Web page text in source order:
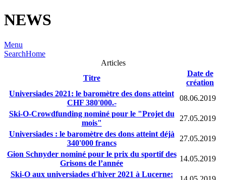
NEWS
Menu
SearchHome
Articles
Titre
Date de
création
Universiades 2021: le baromètre des dons atteint
CHF 380'000.-
08.06.2019
Ski-O-Crowdfunding nominé pour le "Projet du
mois"
27.05.2019
Universiades : le baromètre des dons atteint déjà
340'000 francs
27.05.2019
Gion Schnyder nominé pour le prix du sportif des
Grisons de l’année
14.05.2019
Ski-O aux universiades d'hiver 2021 à Lucerne: